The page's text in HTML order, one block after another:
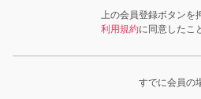
上の会員登録ボタンを
利用規約に同意したこ
すでに会員の